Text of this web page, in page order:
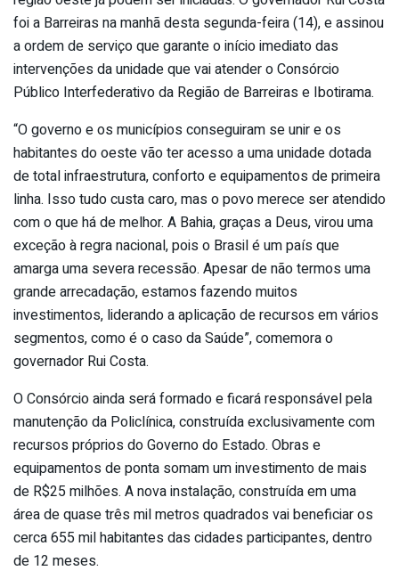
foi a Barreiras na manhã desta segunda-feira (14), e assinou
a ordem de serviço que garante o início imediato das
intervenções da unidade que vai atender o Consórcio
Público Interfederativo da Região de Barreiras e Ibotirama.
“O governo e os municípios conseguiram se unir e os
habitantes do oeste vão ter acesso a uma unidade dotada
de total infraestrutura, conforto e equipamentos de primeira
linha. Isso tudo custa caro, mas o povo merece ser atendido
com o que há de melhor. A Bahia, graças a Deus, virou uma
exceção à regra nacional, pois o Brasil é um país que
amarga uma severa recessão. Apesar de não termos uma
grande arrecadação, estamos fazendo muitos
investimentos, liderando a aplicação de recursos em vários
segmentos, como é o caso da Saúde”, comemora o
governador Rui Costa.
O Consórcio ainda será formado e ficará responsável pela
manutenção da Policlínica, construída exclusivamente com
recursos próprios do Governo do Estado. Obras e
equipamentos de ponta somam um investimento de mais
de R$25 milhões. A nova instalação, construída em uma
área de quase três mil metros quadrados vai beneficiar os
cerca 655 mil habitantes das cidades participantes, dentro
de 12 meses.